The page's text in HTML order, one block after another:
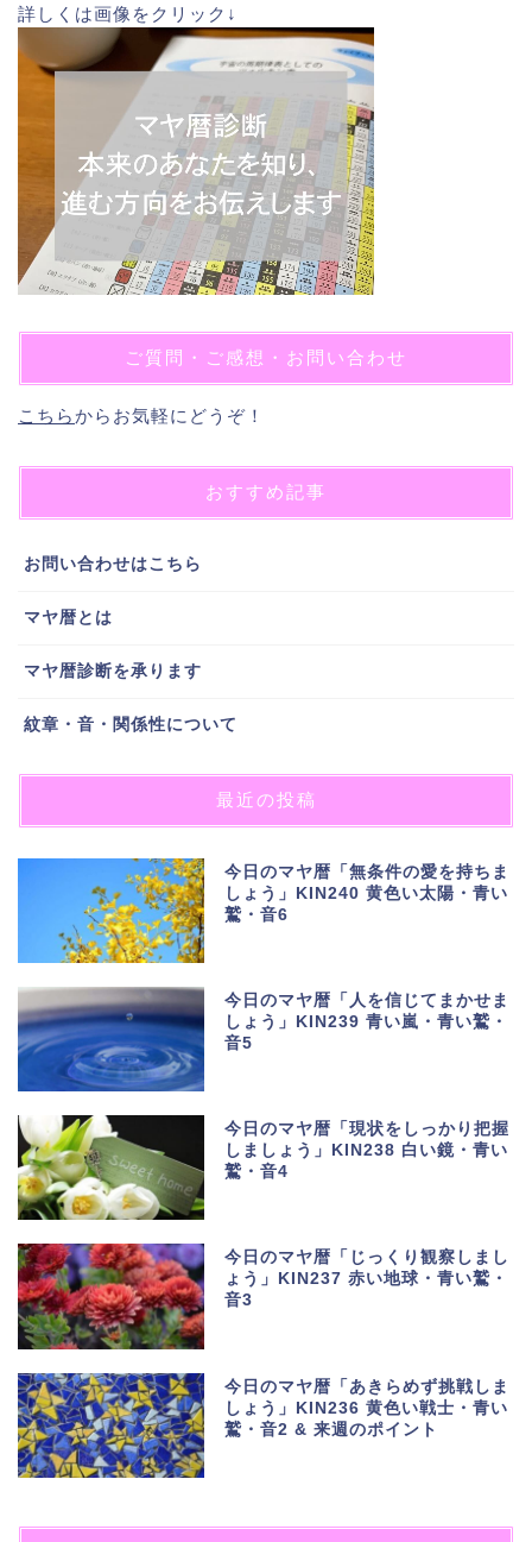
詳しくは画像をクリック↓
ご質問・ご感想・お問い合わせ
こちらからお気軽にどうぞ！
おすすめ記事
お問い合わせはこちら
マヤ暦とは
マヤ暦診断を承ります
紋章・音・関係性について
最近の投稿
今日のマヤ暦「無条件の愛を持ちま
しょう」KIN240 黄色い太陽・青い
鷲・音6
今日のマヤ暦「人を信じてまかせま
しょう」KIN239 青い嵐・青い鷲・
音5
今日のマヤ暦「現状をしっかり把握
しましょう」KIN238 白い鏡・青い
鷲・音4
今日のマヤ暦「じっくり観察しまし
ょう」KIN237 赤い地球・青い鷲・
音3
今日のマヤ暦「あきらめず挑戦しま
しょう」KIN236 黄色い戦士・青い
鷲・音2 & 来週のポイント